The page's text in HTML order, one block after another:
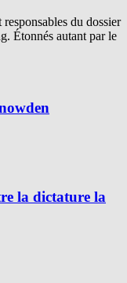
du dossier
Étonnés autant par le
la dictature la